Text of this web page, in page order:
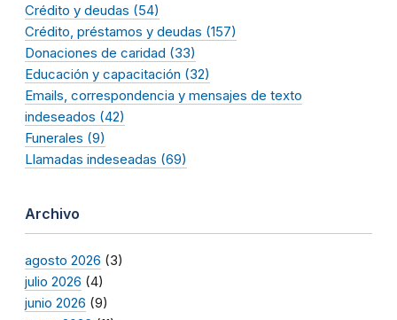
Crédito y deudas (54)
Crédito, préstamos y deudas (157)
Donaciones de caridad (33)
Educación y capacitación (32)
Emails, correspondencia y mensajes de texto
indeseados (42)
Funerales (9)
Llamadas indeseadas (69)
Archivo
agosto 2026 (3)
julio 2026 (4)
junio 2026 (9)